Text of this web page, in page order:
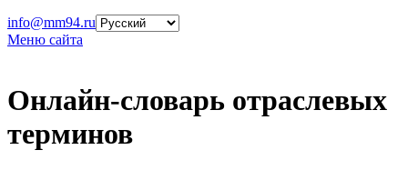
info@mm94.ru
Меню сайта
Онлайн-словарь отраслевых
терминов